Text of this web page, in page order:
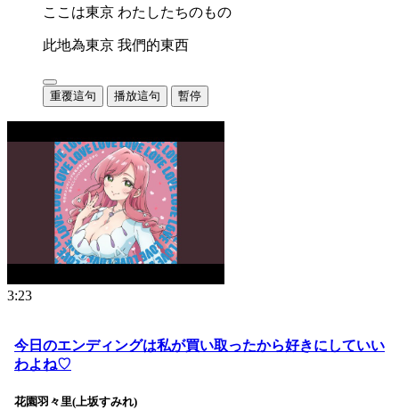
ここは東京 わたしたちのもの
此地為東京 我們的東西
重覆這句 播放這句 暫停
3:23
今日のエンディングは私が買い取ったから好きにしていい
わよね♡
花園羽々里(上坂すみれ)